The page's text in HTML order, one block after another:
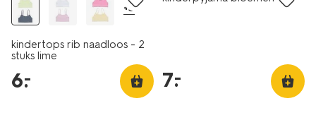
+3
kindertops rib naadloos - 2
stuks lime
6.
– 7.
–